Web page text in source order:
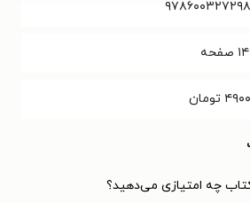
صفحه
تومان
چه امتیازی می‌دهید؟